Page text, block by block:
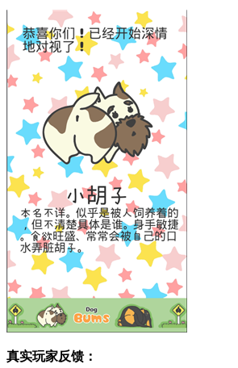
真实玩家反馈：